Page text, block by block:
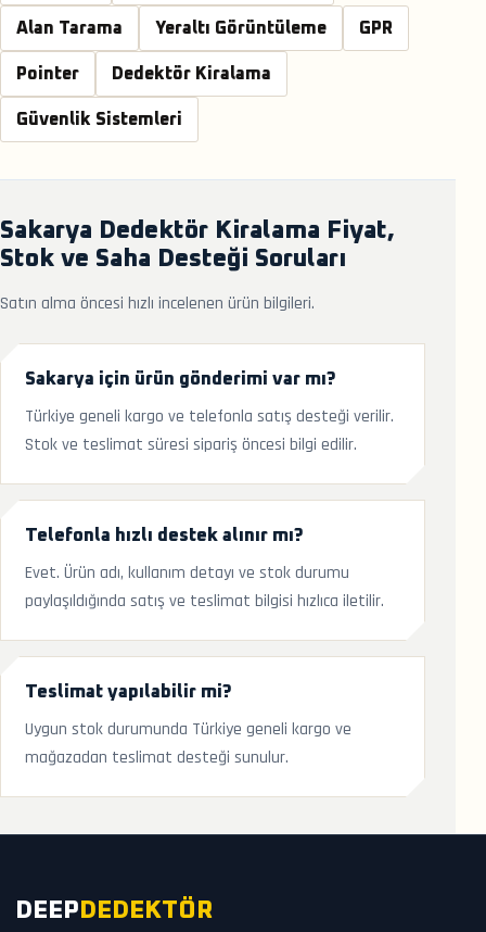
Alan Tarama Yeraltı Görüntüleme GPR
Pointer Dedektör Kiralama
Güvenlik Sistemleri
Sakarya Dedektör Kiralama Fiyat,
Stok ve Saha Desteği Soruları
Satın alma öncesi hızlı incelenen ürün bilgileri.
Sakarya için ürün gönderimi var mı?
Türkiye geneli kargo ve telefonla satış desteği verilir.
Stok ve teslimat süresi sipariş öncesi bilgi edilir.
Telefonla hızlı destek alınır mı?
Evet. Ürün adı, kullanım detayı ve stok durumu
paylaşıldığında satış ve teslimat bilgisi hızlıca iletilir.
Teslimat yapılabilir mi?
Uygun stok durumunda Türkiye geneli kargo ve
mağazadan teslimat desteği sunulur.
DEEP DEDEKTÖR